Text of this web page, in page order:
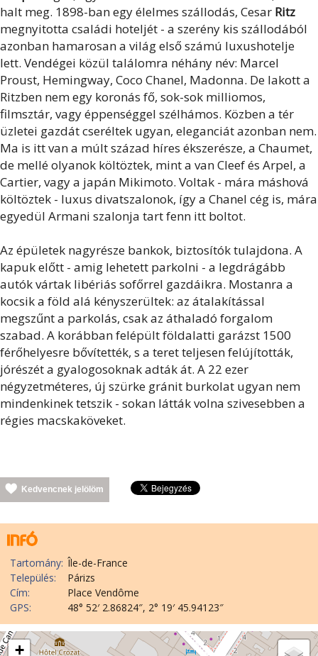
halt meg. 1898-ban egy élelmes szállodás, Cesar Ritz
megnyitotta családi hoteljét - a szerény kis szállodából
azonban hamarosan a világ első számú luxushotelje
lett. Vendégei közül találomra néhány név: Marcel
Proust, Hemingway, Coco Chanel, Madonna. De lakott a
Ritzben nem egy koronás fő, sok-sok milliomos,
filmsztár, vagy éppenséggel szélhámos. Közben a tér
üzletei gazdát cseréltek ugyan, eleganciát azonban nem.
Ma is itt van a múlt század híres ékszerésze, a Chaumet,
de mellé olyanok költöztek, mint a van Cleef és Arpel, a
Cartier, vagy a japán Mikimoto. Voltak - mára máshová
költöztek - luxus divatszalonok, így a Chanel cég is, mára
egyedül Armani szalonja tart fenn itt boltot.
Az épületek nagyrésze bankok, biztosítók tulajdona. A
kapuk előtt - amig lehetett parkolni - a legdrágább
autók vártak libériás sofőrrel gazdáikra. Mostanra a
kocsik a föld alá kényszerültek: az átalakítással
megszűnt a parkolás, csak az áthaladó forgalom
szabad. A korábban felépült földalatti garázst 1500
férőhelyesre bővítették, s a teret teljesen felújították,
jórészét a gyalogosoknak adták át. A 22 ezer
négyzetméteres, új szürke gránit burkolat ugyan nem
mindenkinek tetszik - sokan látták volna szivesebben a
régies macskaköveket.
Kedvencnek jelölöm
Tartomány: Île-de-France
Település:
Párizs
Cím:
Place Vendôme
GPS:
48° 52′ 2.86824″, 2° 19′ 45.94123″
+